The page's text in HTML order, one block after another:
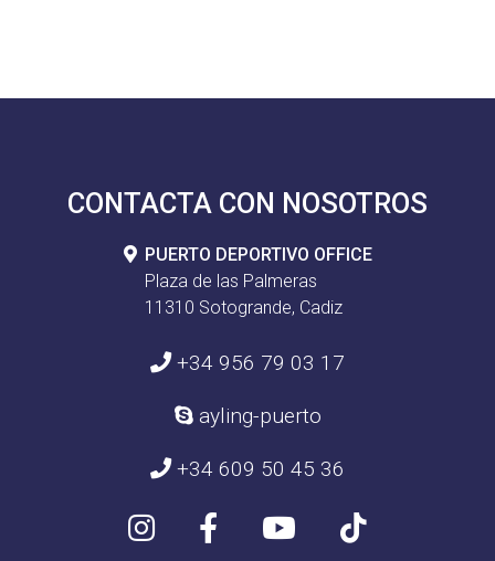
CONTACTA CON NOSOTROS
PUERTO DEPORTIVO OFFICE
Plaza de las Palmeras
11310 Sotogrande, Cadiz
+34 956 79 03 17
ayling-puerto
+34 609 50 45 36